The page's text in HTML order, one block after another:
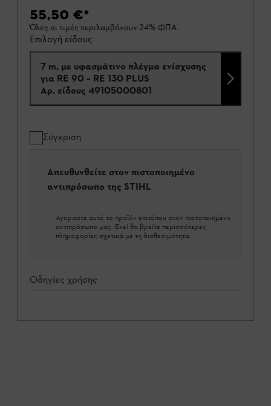
55,50 €*
Όλες οι τιμές περιλαμβάνουν 24% ΦΠΑ.
Επιλογή είδους
7 m, με υφασμάτινο πλέγμα ενίσχυσης
για RE 90 – RE 130 PLUS
Αρ. είδους 49105000801
Σύγκριση
Απευθυνθείτε στον πιστοποιημένο
αντιπρόσωπο της STIHL
Αγοράστε αυτό το προϊόν επιτόπου στον πιστοποιημένο
αντιπρόσωπο μας. Εκεί θα βρείτε περισσότερες
πληροφορίες σχετικά με τη διαθεσιμότητα.
Οδηγίες χρήσης